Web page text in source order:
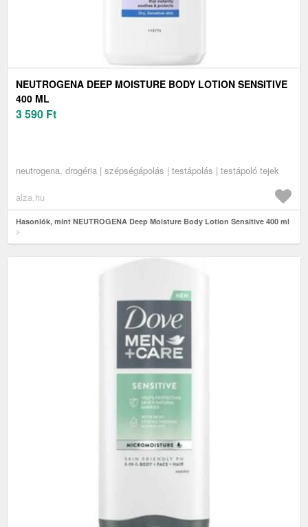
NEUTROGENA DEEP MOISTURE BODY LOTION SENSITIVE
400 ML
3 590 Ft
neutrogena, drogéria | szépségápolás | testápolás | testápoló tejek
alza.hu
Hasonlók, mint NEUTROGENA Deep Moisture Body Lotion Sensitive 400 ml